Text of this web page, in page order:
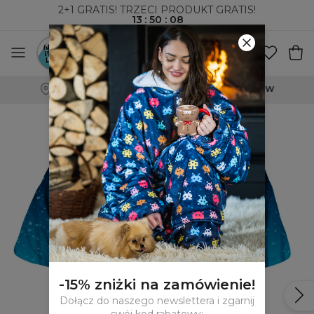
2+1 GRATIS! TRZECI PRODUKT GRATIS!
13 :50 : 07
WYSYŁKA ZA POBRANIEM I DO PACZKOMATÓW
-15% zniżki na zamówienie!
Dołącz do naszego newslettera i zgarnij